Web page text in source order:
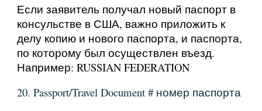
Если заявитель получал новый паспорт в
консульстве в США, важно приложить к
делу копию и нового паспорта, и паспорта,
по которому был осуществлен въезд.
Например: RUSSIAN FEDERATION
20. Passport/Travel Document # номер паспорта